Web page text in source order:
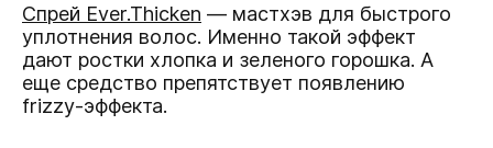
Спрей Ever.Thicken — мастхэв для быстрого
уплотнения волос. Именно такой эффект
дают ростки хлопка и зеленого горошка. А
еще средство препятствует появлению
frizzy-эффекта.